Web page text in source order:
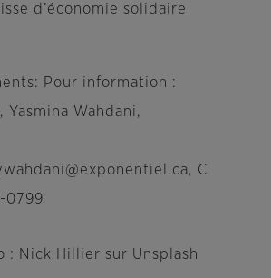
d’économie solidaire
Pour information :
Yasmina Wahdani,
C
0799
: Nick Hillier sur Unsplash